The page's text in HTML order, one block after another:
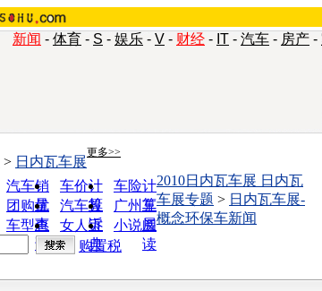
新闻 - 体育 - S - 娱乐 - V - 财经 - IT - 汽车 - 房产 -
更多>>
汽车销
量
车价计
算
车险计
算
团购优
惠
汽车投
诉
广州车
展
车型查
询
女人宝
典
小说阅
读
> 日内瓦车展
2010日内瓦车展 日内瓦
车展专题 > 日内瓦车展-
概念环保车新闻
购置税